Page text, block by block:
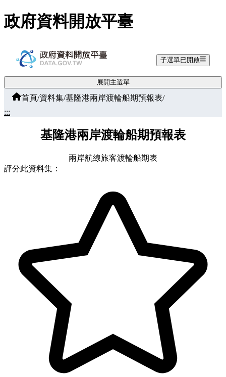
跳至主要內容
政府資料開放平臺
子選單已開啟
展開主選單
首頁/資料集/基隆港兩岸渡輪船期預報表/
:::
基隆港兩岸渡輪船期預報表
兩岸航線旅客渡輪船期表
評分此資料集：